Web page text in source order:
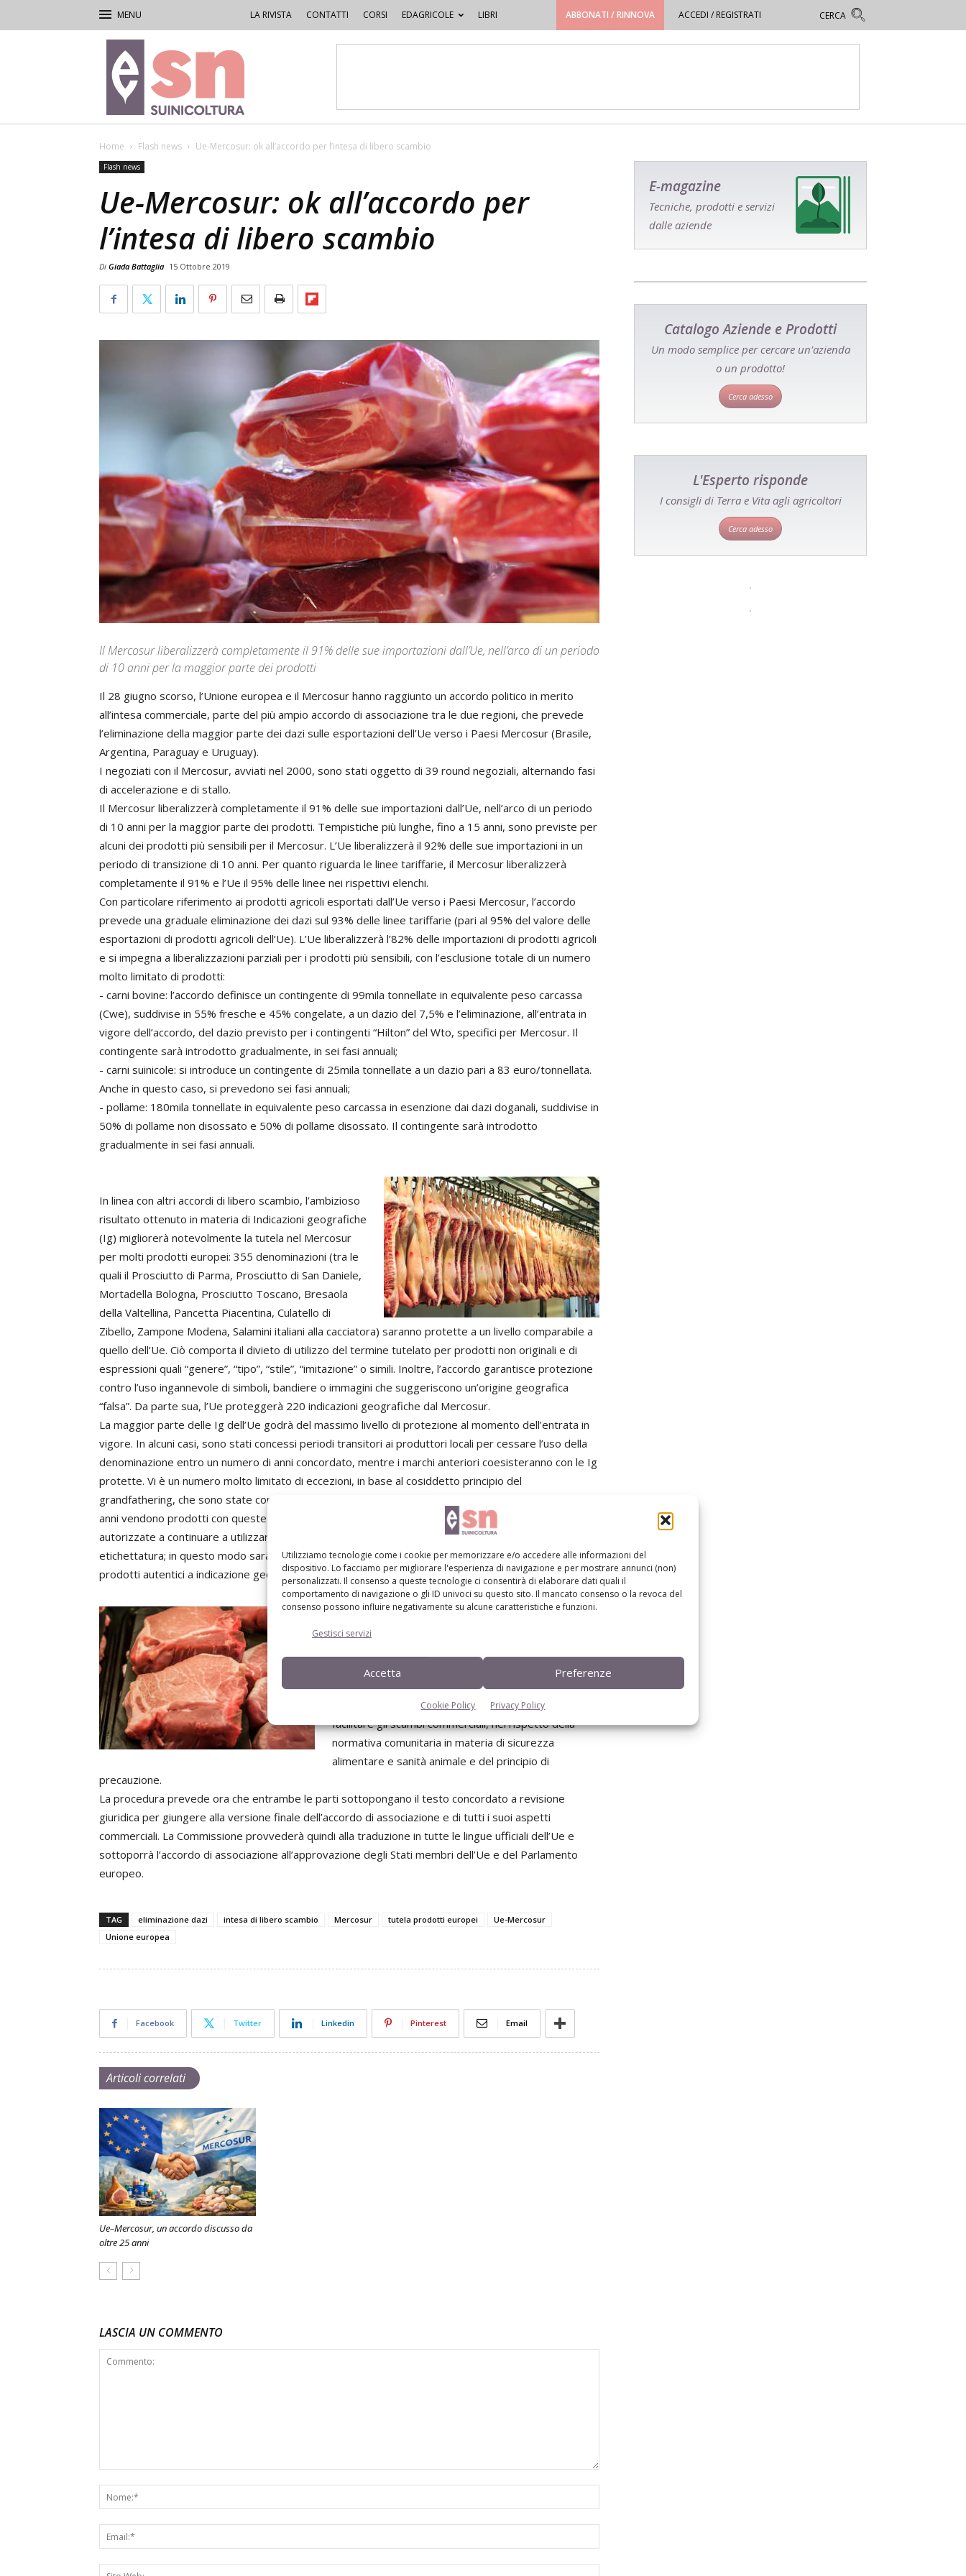
Utilizziamo tecnologie come i cookie per memorizzare e/o accedere alle informazioni del
dispositivo. Lo facciamo per migliorare l'esperienza di navigazione e per mostrare annunci (non)
personalizzati. Il consenso a queste tecnologie ci consentirà di elaborare dati quali il
comportamento di navigazione o gli ID univoci su questo sito. Il mancato consenso o la revoca del
consenso possono influire negativamente su alcune caratteristiche e funzioni.
Gestisci servizi
Accetta Preferenze
Cookie Policy Privacy Policy
LA RIVISTA CONTATTI CORSI EDAGRICOLE LIBRI ABBONATI / RINNOVA ACCEDI / REGISTRATI
Rivista
di
Suinicoltura
Home Flash news Ue-Mercosur: ok all’accordo per l’intesa di libero scambio
Flash news
Ue-Mercosur: ok all’accordo per
l’intesa di libero scambio
Di Giada Battaglia 15 Ottobre 2019
Il Mercosur liberalizzerà completamente il 91% delle sue importazioni dall’Ue, nell’arco di un periodo
di 10 anni per la maggior parte dei prodotti
Il 28 giugno scorso, l’Unione europea e il Mercosur hanno raggiunto un accordo politico in merito
all’intesa commerciale, parte del più ampio accordo di associazione tra le due regioni, che prevede
l’eliminazione della maggior parte dei dazi sulle esportazioni dell’Ue verso i Paesi Mercosur (Brasile,
Argentina, Paraguay e Uruguay).
I negoziati con il Mercosur, avviati nel 2000, sono stati oggetto di 39 round negoziali, alternando fasi
di accelerazione e di stallo.
Il Mercosur liberalizzerà completamente il 91% delle sue importazioni dall’Ue, nell’arco di un periodo
di 10 anni per la maggior parte dei prodotti. Tempistiche più lunghe, fino a 15 anni, sono previste per
alcuni dei prodotti più sensibili per il Mercosur. L’Ue liberalizzerà il 92% delle sue importazioni in un
periodo di transizione di 10 anni. Per quanto riguarda le linee tariffarie, il Mercosur liberalizzerà
completamente il 91% e l’Ue il 95% delle linee nei rispettivi elenchi.
Con particolare riferimento ai prodotti agricoli esportati dall’Ue verso i Paesi Mercosur, l’accordo
prevede una graduale eliminazione dei dazi sul 93% delle linee tariffarie (pari al 95% del valore delle
esportazioni di prodotti agricoli dell’Ue). L’Ue liberalizzerà l’82% delle importazioni di prodotti agricoli
e si impegna a liberalizzazioni parziali per i prodotti più sensibili, con l’esclusione totale di un numero
molto limitato di prodotti:
- carni bovine: l’accordo definisce un contingente di 99mila tonnellate in equivalente peso carcassa
(Cwe), suddivise in 55% fresche e 45% congelate, a un dazio del 7,5% e l’eliminazione, all’entrata in
vigore dell’accordo, del dazio previsto per i contingenti “Hilton” del Wto, specifici per Mercosur. Il
contingente sarà introdotto gradualmente, in sei fasi annuali;
- carni suinicole: si introduce un contingente di 25mila tonnellate a un dazio pari a 83 euro/tonnellata.
Anche in questo caso, si prevedono sei fasi annuali;
- pollame: 180mila tonnellate in equivalente peso carcassa in esenzione dai dazi doganali, suddivise in
50% di pollame non disossato e 50% di pollame disossato. Il contingente sarà introdotto
gradualmente in sei fasi annuali.
In linea con altri accordi di libero scambio, l’ambizioso
risultato ottenuto in materia di Indicazioni geografiche
(Ig) migliorerà notevolmente la tutela nel Mercosur
per molti prodotti europei: 355 denominazioni (tra le
quali il Prosciutto di Parma, Prosciutto di San Daniele,
Mortadella Bologna, Prosciutto Toscano, Bresaola
della Valtellina, Pancetta Piacentina, Culatello di
Zibello, Zampone Modena, Salamini italiani alla cacciatora) saranno protette a un livello comparabile a
quello dell’Ue. Ciò comporta il divieto di utilizzo del termine tutelato per prodotti non originali e di
espressioni quali “genere”, “tipo”, “stile”, “imitazione” o simili. Inoltre, l’accordo garantisce protezione
contro l’uso ingannevole di simboli, bandiere o immagini che suggeriscono un’origine geografica
“falsa”. Da parte sua, l’Ue proteggerà 220 indicazioni geografiche dal Mercosur.
La maggior parte delle Ig dell’Ue godrà del massimo livello di protezione al momento dell’entrata in
vigore. In alcuni casi, sono stati concessi periodi transitori ai produttori locali per cessare l’uso della
denominazione entro un numero di anni concordato, mentre i marchi anteriori coesisteranno con le Ig
protette. Vi è un numero molto limitato di eccezioni, in base al cosiddetto principio del
grandfathering, che sono state concesse a produttori pre-identificati, che già da un certo numero di
anni vendono prodotti con queste denominazioni sul mercato in questione. Tali imprese sono
autorizzate a continuare a utilizzare la denominazione rispettando, però, specifici requisiti di
etichettatura; in questo modo sarà comunque possibile distinguere chiaramente tali prodotti dai
prodotti autentici a indicazione geografica dell’Ue.
È prevista, infine, la possibilità di aggiungere agli
Mercosur, dopo l’entrata in vigore dell’accordo.
Un capitolo specifico è previsto per le misure
sanitarie e fitosanitarie (Sps), al fine di migliorare e
facilitare gli scambi commerciali, nel rispetto della
normativa comunitaria in materia di sicurezza
alimentare e sanità animale e del principio di
precauzione.
La procedura prevede ora che entrambe le parti sottopongano il testo concordato a revisione
giuridica per giungere alla versione finale dell’accordo di associazione e di tutti i suoi aspetti
commerciali. La Commissione provvederà quindi alla traduzione in tutte le lingue ufficiali dell’Ue e
sottoporrà l’accordo di associazione all’approvazione degli Stati membri dell’Ue e del Parlamento
europeo.
TAG eliminazione dazi intesa di libero scambio Mercosur tutela prodotti europei
Ue-Mercosur
Unione europea
Facebook Twitter Linkedin Pinterest Email
Articoli correlati
Ue–Mercosur, un accordo discusso da
oltre 25 anni
LASCIA UN COMMENTO
E-magazine
Tecniche, prodotti e servizi
dalle aziende
Catalogo Aziende e Prodotti
Un modo semplice per cercare un'azienda
o un prodotto!
Cerca adesso
L'Esperto risponde
I consigli di Terra e Vita agli agricoltori
Cerca adesso